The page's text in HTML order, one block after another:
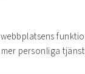
personliga